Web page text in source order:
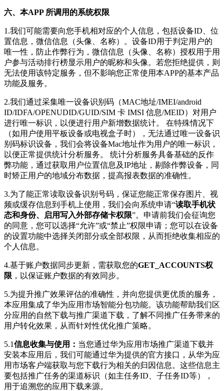
六、本APP 所调用的系统权限
1.我们可能需要向您手机相对应的个人信息，包括设备ID、位
置信息，微信信息（头像、名称）。设备ID用于判定用户的
唯一性，防止作弊行为，微信信息（头像、名称）授权用于用
户参与活动排行榜显示用户的昵称和头像。若您拒绝提供，则
无法使用该特定服务，但不影响您正常使用本APP的基本产品
功能及服务。
2.我们通过采集唯一设备识别码（MAC地址/IMEI/android
ID/IDFA/OPENUDID/GUID/SIM 卡 IMSI 信息/MEID）对用户
进行唯一标识，以便进行用户新增数据统计。 在特殊情况下
（如用户使用平板设备或电视盒子时），无法通过唯一设备识
别码标识设备，我们会将设备Mac地址作为用户的唯一标识，
以便正常提供统计分析服务。 统计分析服务具备基础的反作
弊功能，通过获取用户位置信息及IP地址，剔除作弊设备，同
时矫正用户的地域分布数据，提高报表数据的准确性。
3.为了能正常读取设备识别号码，保证您能正常保存图片、视
频或缓存信息到手机上使用，我们会向系统申请“读取手机状
态和身份、启用写入外部存储卡权限”。申请前我们会征询您
的同意，您可以选择“允许”或“禁止”权限申请；您可以在设备
的设置功能中选择关闭部分或全部权限，从而拒绝收集相应的
个人信息。
4.基于账户数据同步更新，需获取您的GET_ACCOUNTS权
限 ，以保证账户数据的有效同步。
5.为提升推广效果评估的准确性，并向您提供更优质的服务，
本应用集成了华为应用市场智能分包功能。该功能帮助我们区
分应用的自然下载与推广渠道下载，了解不同推广任务带来的
用户转化效果，从而针对性优化推广策略。
5.1信息收集与使用： 当您通过华为应用市场推广渠道下载并
安装本应用后，我们可能通过华为提供的官方接口，从华为应
用市场客户端获取与您下载行为相关的归因信息。这些信息主
要包括推广任务的渠道标识（如主任务ID、子任务ID等），
用于追溯您的应用下载来源。